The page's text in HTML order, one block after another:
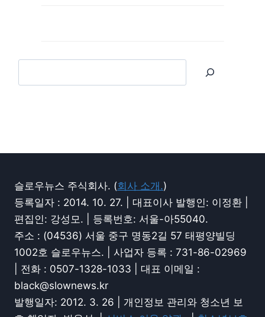
슬로우뉴스 주식회사. (회사 소개.)
등록일자 : 2014. 10. 27. | 대표이사 발행인: 이정환 |
편집인: 강성모. | 등록번호: 서울-아55040.
주소 : (04536) 서울 중구 명동2길 57 태평양빌딩
1002호 슬로우뉴스. | 사업자 등록 : 731-86-02969
| 전화 : 0507-1328-1033 | 대표 이메일 :
black@slownews.kr
발행일자: 2012. 3. 26 | 개인정보 관리와 청소년 보